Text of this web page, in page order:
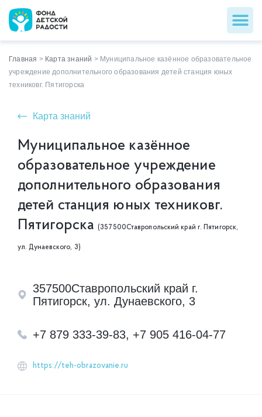
Главная > Карта знаний > Муниципальное казённое образовательное
учреждение дополнительного образования детей станция юных
техниковг. Пятигорска
Карта знаний
Муниципальное казённое
образовательное учреждение
дополнительного образования
детей станция юных техниковг.
Пятигорска(357500Ставропольский край г. Пятигорск,
ул. Дунаевского, 3)
357500Ставропольский край г.
Пятигорск, ул. Дунаевского, 3
+7 879 333-39-83, +7 905 416-04-77
https://teh-obrazovanie.ru